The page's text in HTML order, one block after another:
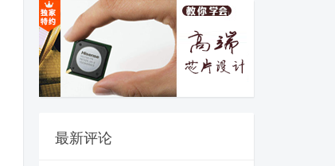
最新评论